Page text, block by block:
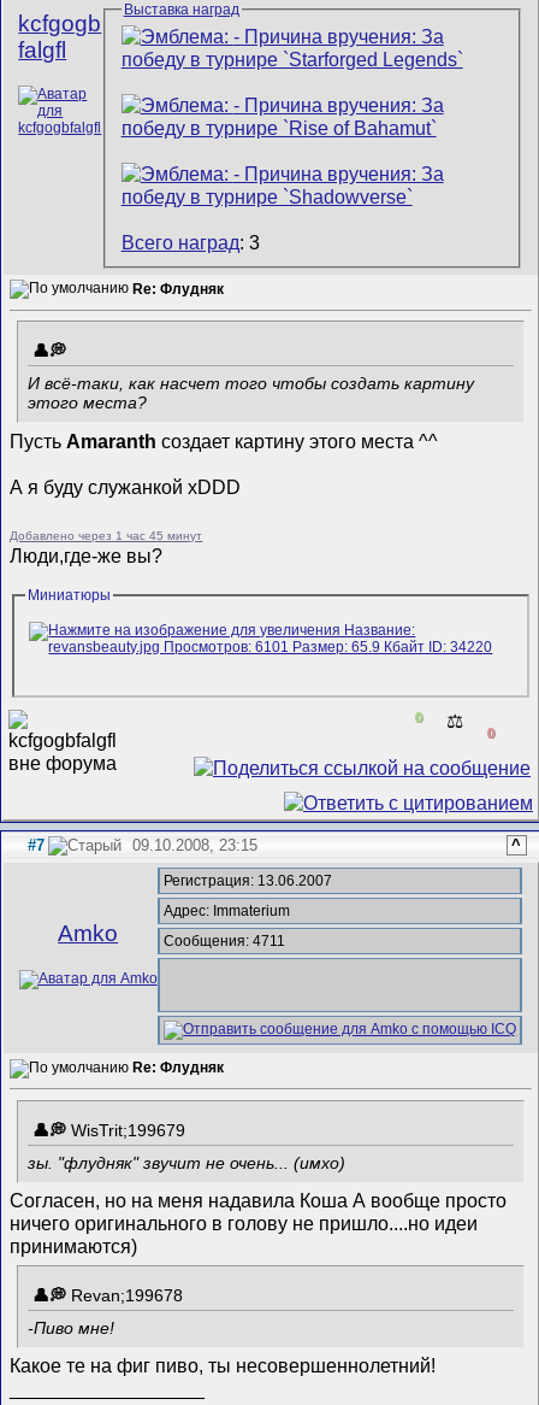
kcfgogb
falgfl
Выставка наград
Всего наград: 3
Re: Флудняк
И всё-таки, как насчет того чтобы создать картину
этого места?
Пусть Amaranth создает картину этого места ^^
А я буду служанкой xDDD
Добавлено через 1 час 45 минут
Люди,где-же вы?
Миниатюры
0 ⚖️
0
#7 09.10.2008, 23:15 ^
Amko
Регистрация: 13.06.2007
Адрес: Immaterium
Сообщения: 4711
Re: Флудняк
WisTrit;199679
зы. "флудняк" звучит не очень... (имхо)
Согласен, но на меня надавила Коша А вообще просто
ничего оригинального в голову не пришло....но идеи
принимаются)
Revan;199678
-Пиво мне!
Какое те на фиг пиво, ты несовершеннолетний!